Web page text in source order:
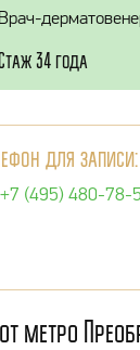
34 года
для записи:
+7 (495) 480-78-
метро